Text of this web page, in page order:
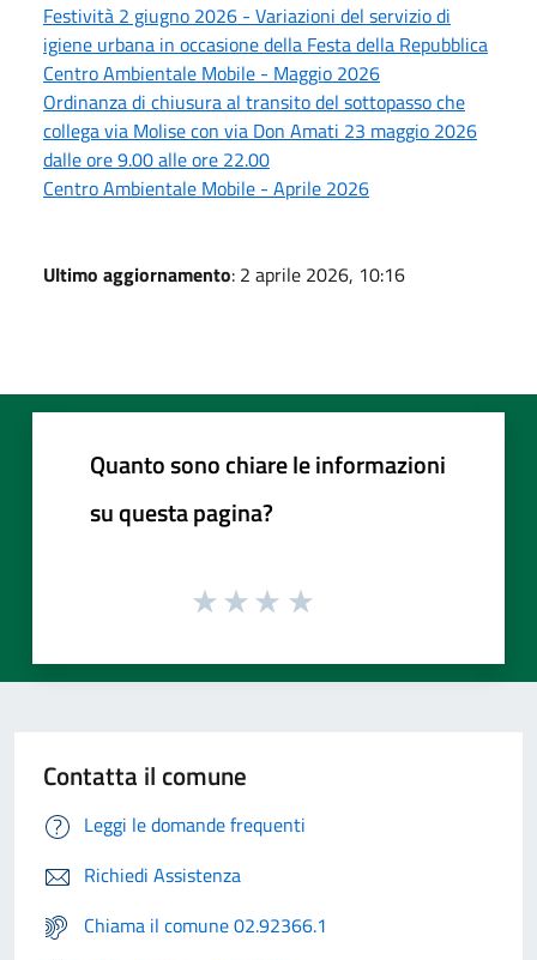
Festività 2 giugno 2026 - Variazioni del servizio di
igiene urbana in occasione della Festa della Repubblica
Centro Ambientale Mobile - Maggio 2026
Ordinanza di chiusura al transito del sottopasso che
collega via Molise con via Don Amati 23 maggio 2026
dalle ore 9.00 alle ore 22.00
Centro Ambientale Mobile - Aprile 2026
Ultimo aggiornamento: 2 aprile 2026, 10:16
Quanto sono chiare le informazioni
su questa pagina?
Contatta il comune
Leggi le domande frequenti
Richiedi Assistenza
Chiama il comune 02.92366.1